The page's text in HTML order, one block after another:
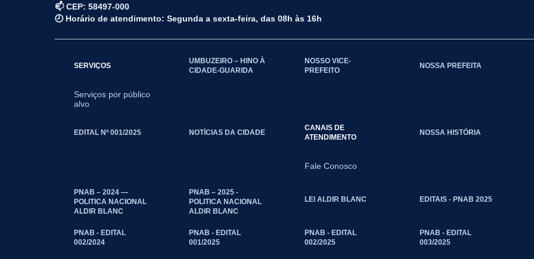
📫 CEP: 58497-000
🕗 Horário de atendimento: Segunda a sexta-feira, das 08h às 16h
SERVIÇOS
Serviços por público
alvo
UMBUZEIRO – HINO À
CIDADE-GUARIDA
NOSSO VICE-
PREFEITO
NOSSA PREFEITA
EDITAL Nº 001/2025 NOTÍCIAS DA CIDADE
CANAIS DE
ATENDIMENTO
Fale Conosco
NOSSA HISTÓRIA
PNAB – 2024 —
POLITICA NACIONAL
ALDIR BLANC
PNAB – 2025 -
POLITICA NACIONAL
ALDIR BLANC
LEI ALDIR BLANC EDITAIS - PNAB 2025
PNAB - EDITAL
002/2024
PNAB - EDITAL
001/2025
PNAB - EDITAL
002/2025
PNAB - EDITAL
003/2025